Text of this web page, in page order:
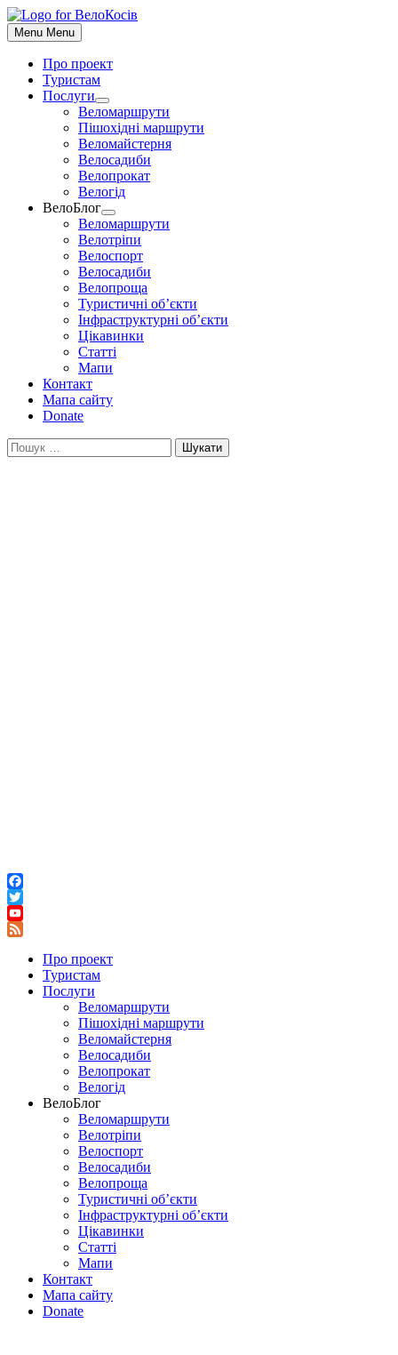
До
контенту
Menu Menu
Про проект
Туристам
Послуги
Show
sub
menu
Веломаршрути
Пішохідні маршрути
Веломайстерня
Велосадиби
Велопрокат
Велогід
ВелоБлог
Show
sub
menu
Веломаршрути
Велотріпи
Велоспорт
Велосадиби
Велопроща
Туристичні об’єкти
Інфраструктурні об’єкти
Цікавинки
Статті
Мапи
Контакт
Мапа сайту
Donate
Пошук:
Facebook
Twitter
YouTube
Про проект
Туристам
Послуги
Веломаршрути
Пішохідні маршрути
Веломайстерня
Велосадиби
Велопрокат
Велогід
ВелоБлог
Веломаршрути
Велотріпи
Велоспорт
Велосадиби
Велопроща
Туристичні об’єкти
Інфраструктурні об’єкти
Цікавинки
Статті
Мапи
Контакт
Мапа сайту
Donate